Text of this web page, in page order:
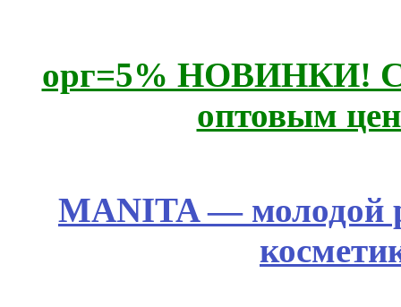
орг=5% НОВИНКИ!
оптовым
MANITA — молодой